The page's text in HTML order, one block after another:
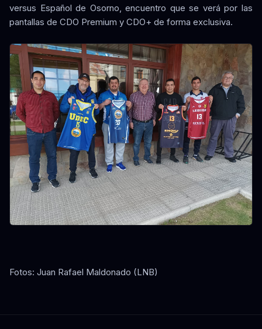
versus Español de Osorno, encuentro que se verá por las
pantallas de CDO Premium y CDO+ de forma exclusiva.
Fotos: Juan Rafael Maldonado (LNB)